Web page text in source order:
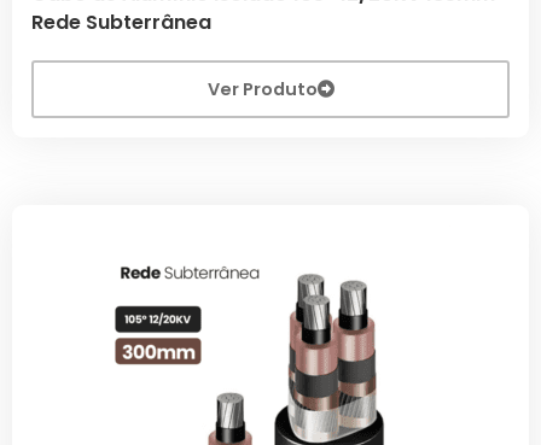
Rede Subterrânea
Ver Produto